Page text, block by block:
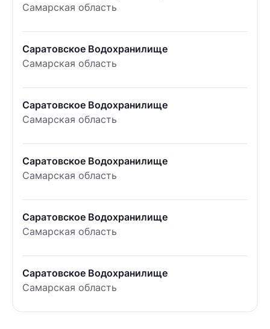
Самарская область
Саратовское Водохранилище
Самарская область
Саратовское Водохранилище
Самарская область
Саратовское Водохранилище
Самарская область
Саратовское Водохранилище
Самарская область
Саратовское Водохранилище
Самарская область